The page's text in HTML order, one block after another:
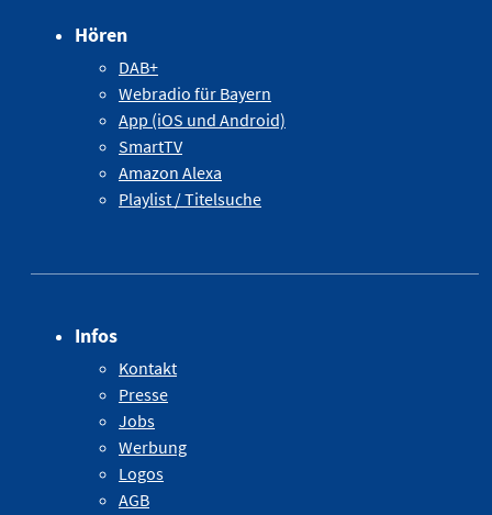
Hören
DAB+
Webradio für Bayern
App (iOS und Android)
SmartTV
Amazon Alexa
Playlist / Titelsuche
Infos
Kontakt
Presse
Jobs
Werbung
Logos
AGB